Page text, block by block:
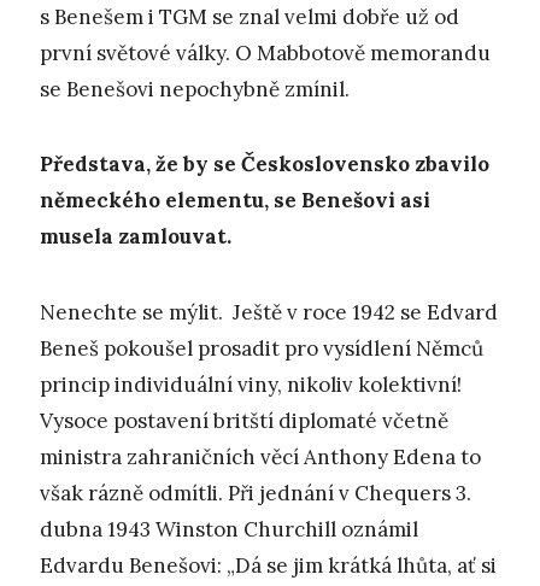
s Benešem i TGM se znal velmi dobře už od
první světové války. O Mabbotově memorandu
se Benešovi nepochybně zmínil.
Představa, že by se Československo zbavilo
německého elementu, se Benešovi asi
musela zamlouvat.
Nenechte se mýlit. Ještě v roce 1942 se Edvard
Beneš pokoušel prosadit pro vysídlení Němců
princip individuální viny, nikoliv kolektivní!
Vysoce postavení britští diplomaté včetně
ministra zahraničních věcí Anthony Edena to
však rázně odmítli. Při jednání v Chequers 3.
dubna 1943 Winston Churchill oznámil
Edvardu Benešovi: „Dá se jim krátká lhůta, ať si